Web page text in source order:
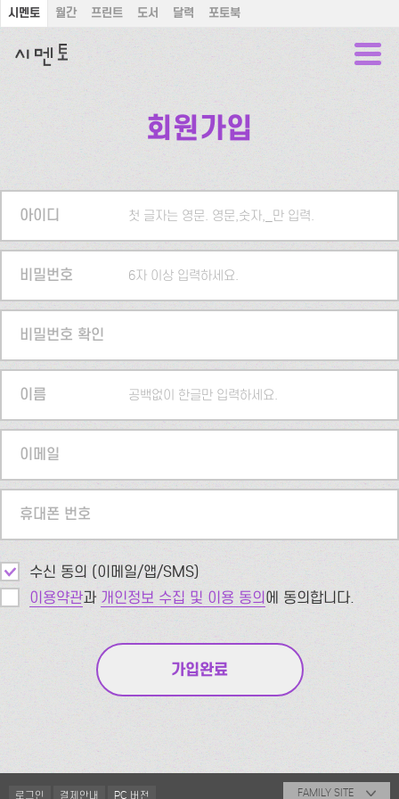
시멘토 월간 프린트 도서 달력 포토북
회원가입
아이디 첫 글자는 영문. 영문,숫자,_만 입력.
비밀번호 6자 이상 입력하세요.
비밀번호 확인
이름 공백없이 한글만 입력하세요.
이메일
휴대폰 번호
수신 동의 (이메일/앱/SMS)
이용약관과 개인정보 수집 및 이용 동의에 동의합니다.
로그인 결제안내 PC 버전 FAMILY SITE